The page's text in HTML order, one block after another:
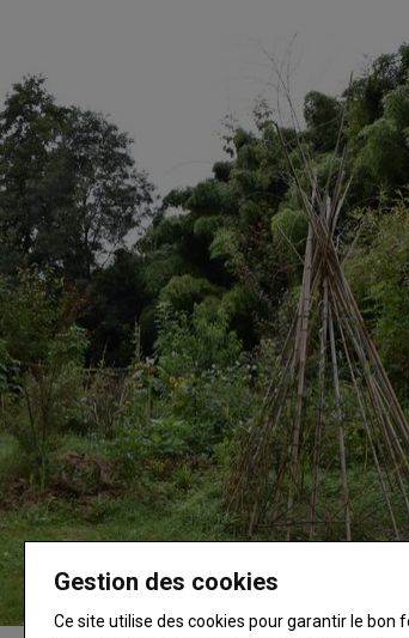
Gestion des cookies
Ce site utilise des cookies pour garantir le